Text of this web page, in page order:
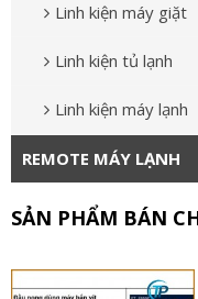
Linh kiện máy giặt
Linh kiện tủ lạnh
Linh kiện máy lạnh
REMOTE MÁY LẠNH
SẢN PHẨM BÁN